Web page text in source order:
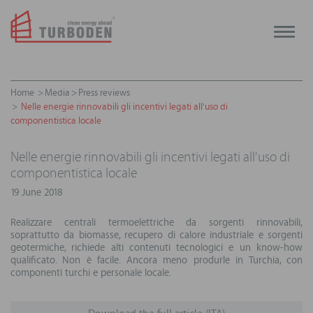
Toggle
Home Media
Press reviews
Nelle energie rinnovabili gli incentivi legati all'uso di
componentistica locale
Nelle energie rinnovabili gli incentivi legati all'uso di
componentistica locale
19 June 2018
Realizzare centrali termoelettriche da sorgenti rinnovabili,
soprattutto da biomasse, recupero di calore industriale e sorgenti
geotermiche, richiede alti contenuti tecnologici e un know-how
qualificato. Non è facile. Ancora meno produrle in Turchia, con
componenti turchi e personale locale.